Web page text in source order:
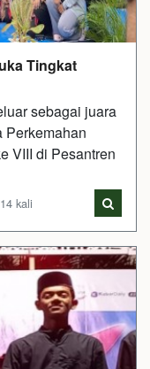
Tingkat
sebagai juara
Perkemahan
VIII di Pesantren
kali